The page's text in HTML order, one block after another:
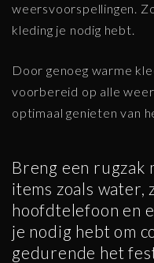
weersvoorspellingen.
kleding je nodig hebt.
Door genoeg warme
voorbereid op alle
optimaal genieten van
Breng een rugzak
items zoals water,
hoofdtelefoon en
je nodig hebt om
gedurende het